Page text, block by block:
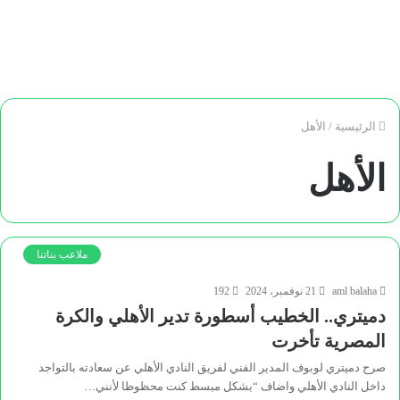
الرئيسية / الأهل
الأهل
ملاعب بناتنا
aml balaha 21 نوفمبر، 2024 192
دميتري.. الخطيب أسطورة تدير الأهلي والكرة
المصرية تأخرت
صرح دميتري لوبوف المدير الفني لفريق النادي الأهلي عن سعادته بالتواجد
داخل النادي الأهلي واضاف “بشكل مبسط كنت محظوظا لأنني…